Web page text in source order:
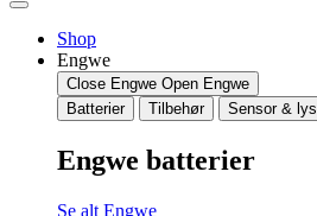
Shop
Engwe
Close Engwe Open Engwe
Batterier
Tilbehør Sensor & lys
Engwe batterier
Se alt Engwe